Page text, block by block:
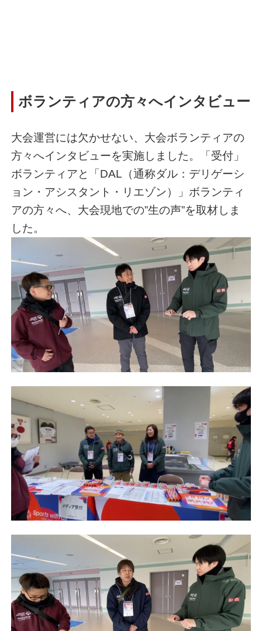
ボランティアの方々へインタビュー
大会運営には欠かせない、大会ボランティアの
方々へインタビューを実施しました。「受付」
ボランティアと「DAL（通称ダル：デリゲーシ
ョン・アシスタント・リエゾン）」ボランティ
アの方々へ、大会現地での”生の声”を取材しま
した。